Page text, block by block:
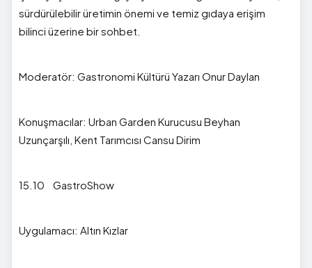
sürdürülebilir üretimin önemi ve temiz gıdaya erişim
bilinci üzerine bir sohbet.
Moderatör: Gastronomi Kültürü Yazarı Onur Daylan
Konuşmacılar: Urban Garden Kurucusu Beyhan
Uzunçarşılı, Kent Tarımcısı Cansu Dirim
15.10 GastroShow
Uygulamacı: Altın Kızlar